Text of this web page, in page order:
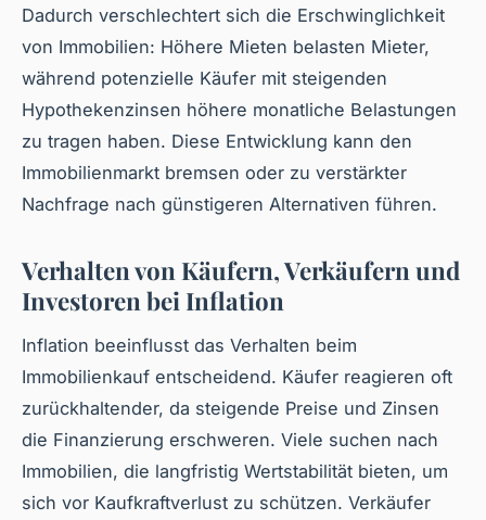
Dadurch verschlechtert sich die Erschwinglichkeit
von Immobilien: Höhere Mieten belasten Mieter,
während potenzielle Käufer mit steigenden
Hypothekenzinsen höhere monatliche Belastungen
zu tragen haben. Diese Entwicklung kann den
Immobilienmarkt bremsen oder zu verstärkter
Nachfrage nach günstigeren Alternativen führen.
Verhalten von Käufern, Verkäufern und
Investoren bei Inflation
Inflation beeinflusst das Verhalten beim
Immobilienkauf entscheidend. Käufer reagieren oft
zurückhaltender, da steigende Preise und Zinsen
die Finanzierung erschweren. Viele suchen nach
Immobilien, die langfristig Wertstabilität bieten, um
sich vor Kaufkraftverlust zu schützen. Verkäufer